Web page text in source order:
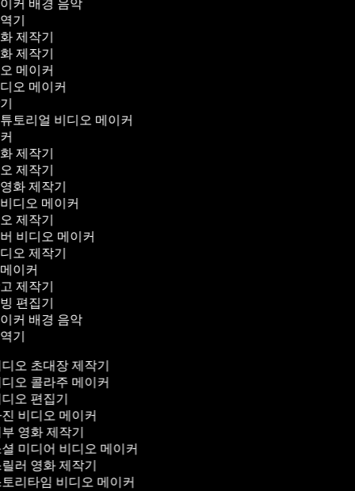
이커 배경 음악
기
제작기
제작기
메이커
오 메이커
튜토리얼 비디오 메이커
제작기
제작기
화 제작기
비디오 메이커
제작기
버 비디오 메이커
오 제작기
이커
제작기
편집기
이커 배경 음악
기
오 초대장 제작기
오 콜라주 메이커
오 편집기
비디오 메이커
영화 제작기
미디어 비디오 메이커
러 영화 제작기
리타임 비디오 메이커